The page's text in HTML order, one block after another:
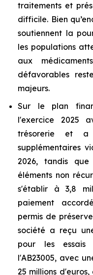
traitements et
difficile. Bien
soutiennent la
les populations
aux
défavorables
majeurs.
Sur le plan
l'exercice 2025
trésorerie et a
supplémentaires
2026, tandis
éléments non
s'établir à 3,8
paiement
permis de
société a reçu
pour les essais
l'AB23005, avec
25 millions